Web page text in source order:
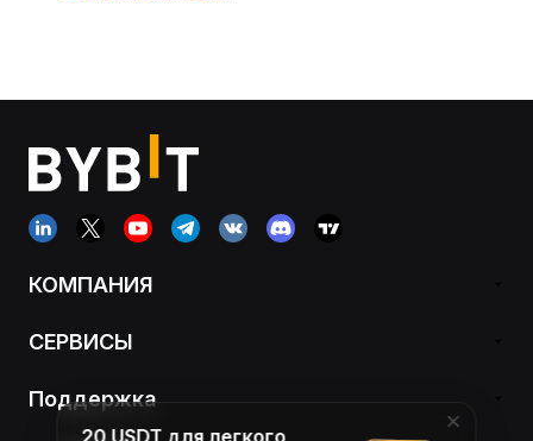
КОМПАНИЯ
СЕРВИСЫ
Поддержка
20 USDT для легкого